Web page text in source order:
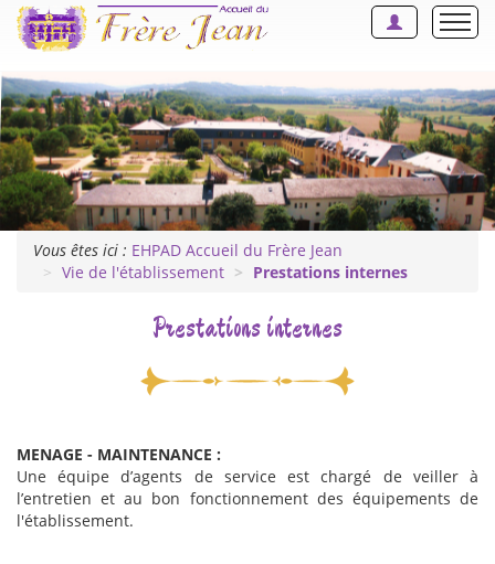
ACCUEIL
PRÉSENTATION
VIE DE L'ÉTABLISSEMENT
L'ANIMATION
Vous êtes ici : EHPAD Accueil du Frère Jean
Vie de l'établissement
Prestations internes
Prestations internes
MENAGE - MAINTENANCE :
Une équipe d’agents de service est chargé de veiller à
l’entretien et au bon fonctionnement des équipements de
l'établissement.